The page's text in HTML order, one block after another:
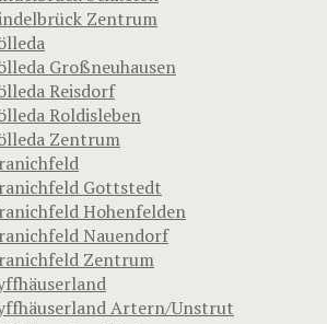
Zentrum
Großneuhausen
Reisdorf
Roldisleben
Zentrum
Gottstedt
Hohenfelden
Nauendorf
Zentrum
Artern/Unstrut